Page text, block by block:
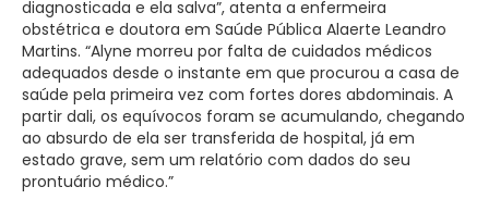
diagnosticada e ela salva”, atenta a enfermeira
obstétrica e doutora em Saúde Pública Alaerte Leandro
Martins. “Alyne morreu por falta de cuidados médicos
adequados desde o instante em que procurou a casa de
saúde pela primeira vez com fortes dores abdominais. A
partir dali, os equívocos foram se acumulando, chegando
ao absurdo de ela ser transferida de hospital, já em
estado grave, sem um relatório com dados do seu
prontuário médico.”